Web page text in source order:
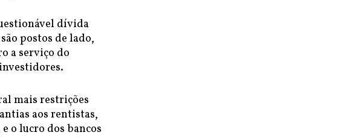
dívida
postos de lado,
a serviço do
mais restrições
aos rentistas,
o lucro dos bancos